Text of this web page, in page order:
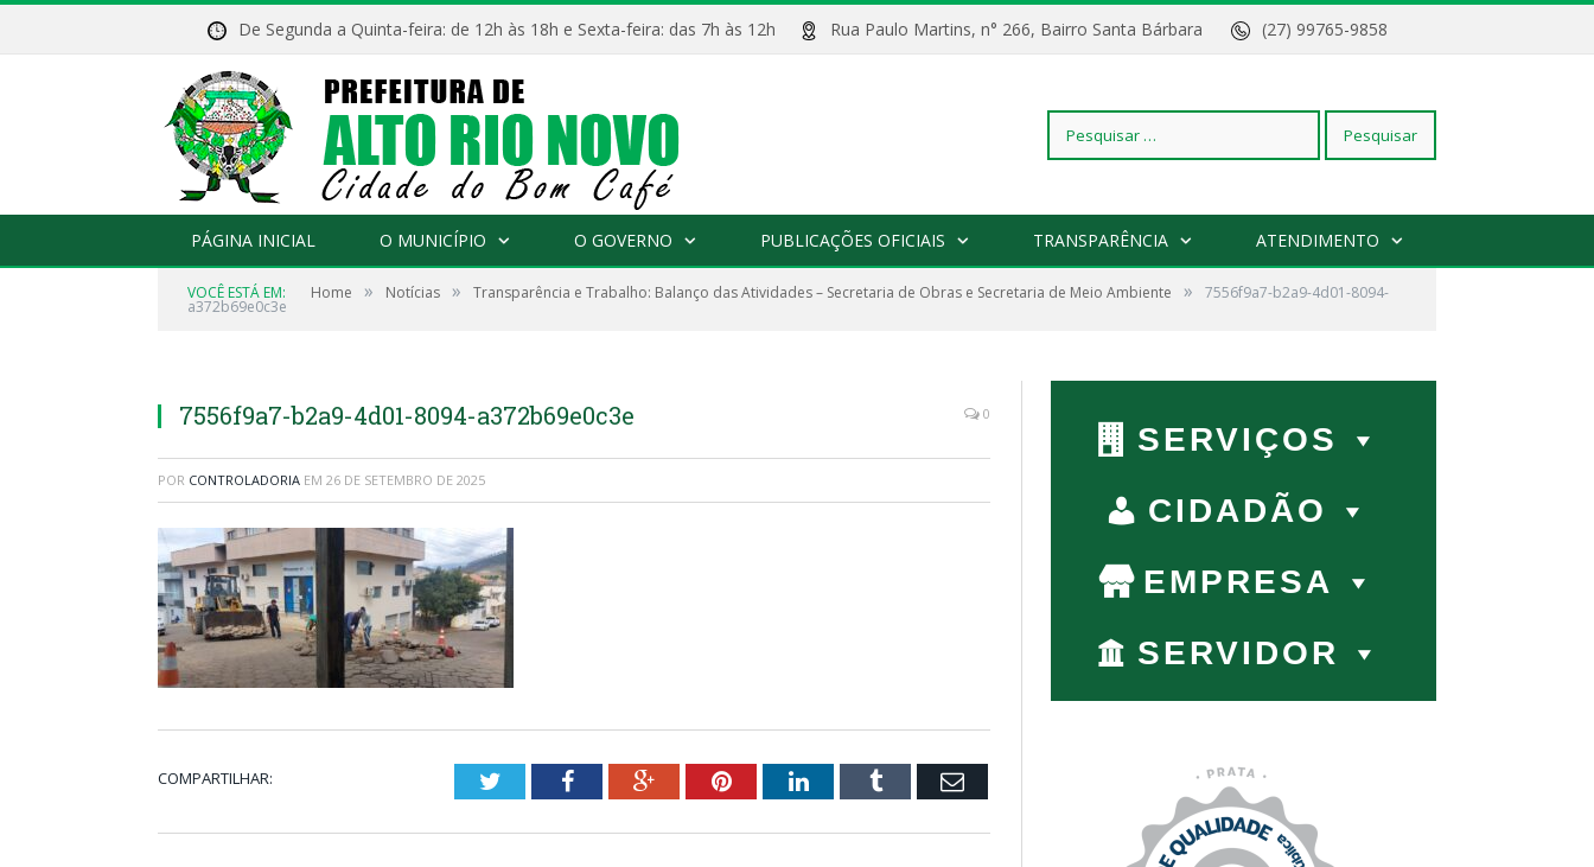
De Segunda a Quinta-feira: de 12h às 18h e Sexta-feira: das 7h às 12h Rua Paulo Martins, n° 266, Bairro Santa Bárbara (27) 99765-9858
Pesquisar
por:
PÁGINA INICIAL O MUNICÍPIO O GOVERNO PUBLICAÇÕES OFICIAIS TRANSPARÊNCIA ATENDIMENTO
VOCÊ ESTÁ EM: Home » Notícias » Transparência e Trabalho: Balanço das Atividades – Secretaria de Obras e Secretaria de Meio Ambiente » 7556f9a7-b2a9-4d01-8094-
a372b69e0c3e
7556f9a7-b2a9-4d01-8094-a372b69e0c3e 0
POR CONTROLADORIA EM 26 DE SETEMBRO DE 2025
COMPARTILHAR: TwitterFacebookGoogle+PinterestLinkedInTumblr Email
SERVIÇOS
CIDADÃO
EMPRESA
SERVIDOR